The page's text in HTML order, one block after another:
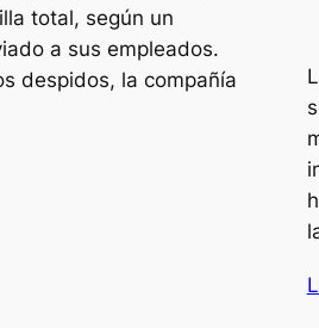
total, según un
a sus empleados.
despidos, la compañía